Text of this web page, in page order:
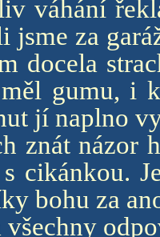
váhání
jsme za
docela
gumu, i
jí naplno
znát názor
cikánkou.
bohu za